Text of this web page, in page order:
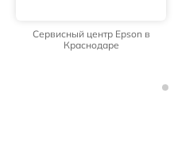
Сервисный центр Epson в
Краснодаре